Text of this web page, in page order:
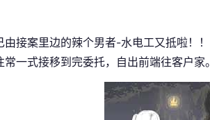
由接案里边的辣个男者-水电工又抵啦！！
一式接移到完委托，自出前端往客户家。